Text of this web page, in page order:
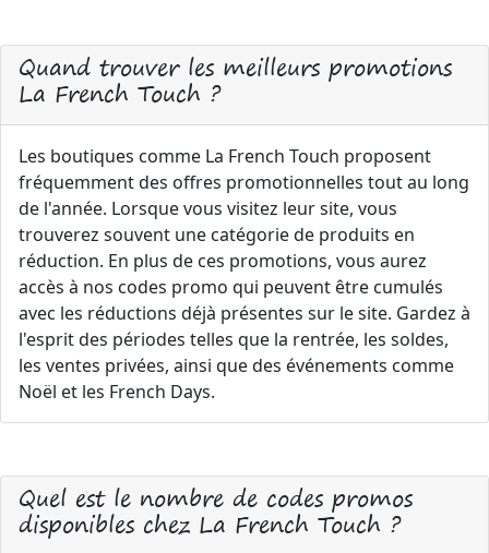
Quand trouver les meilleurs promotions
La French Touch ?
Les boutiques comme La French Touch proposent
fréquemment des offres promotionnelles tout au long
de l'année. Lorsque vous visitez leur site, vous
trouverez souvent une catégorie de produits en
réduction. En plus de ces promotions, vous aurez
accès à nos codes promo qui peuvent être cumulés
avec les réductions déjà présentes sur le site. Gardez à
l'esprit des périodes telles que la rentrée, les soldes,
les ventes privées, ainsi que des événements comme
Noël et les French Days.
Quel est le nombre de codes promos
disponibles chez La French Touch ?